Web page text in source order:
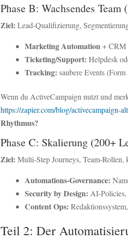
Phase B: Wachsendes
Ziel: Lead-Qualifizierung,
Marketing Automation+ CRM
Ticketing/Support: Helpdesk
Tracking: saubere Events
Wenn du ActiveCampaign nutzt und
https://zapier.com/blog/activecampaign-
Rhythmus?
Phase C: Skalierung (200+
Ziel: Multi-Step Journeys, Team-
Automations-Governance:
Security by Design: AI-
Content Ops:
Teil 2: Der